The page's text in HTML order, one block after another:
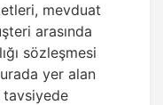
mevduat
arasında
sözleşmesi
yer alan